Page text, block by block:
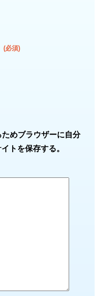
(必須)
めブラウザーに自分
トを保存する。